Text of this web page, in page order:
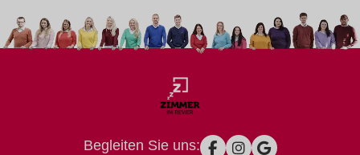
Begleiten Sie uns: